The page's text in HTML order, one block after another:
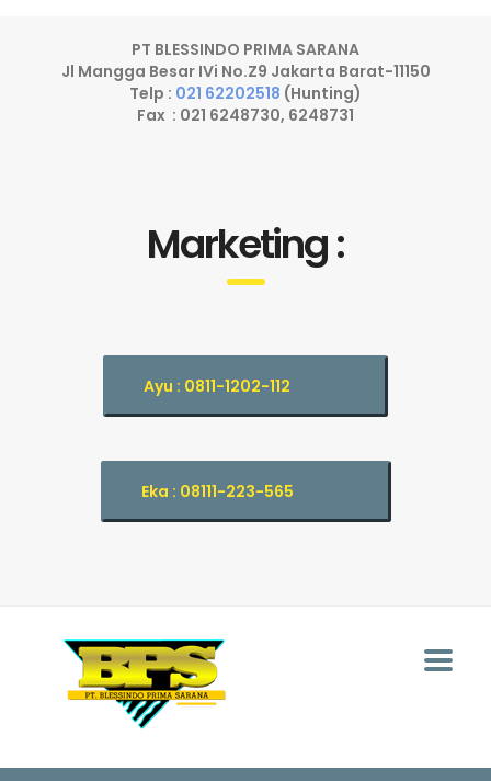
PT BLESSINDO PRIMA SARANA
Jl Mangga Besar IVi No.Z9 Jakarta Barat-11150
Telp : 021 62202518 (Hunting)
Fax : 021 6248730, 6248731
Marketing :
Ayu : 0811-1202-112
Eka : 08111-223-565